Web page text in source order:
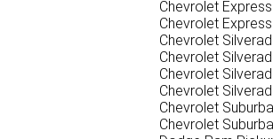
Chevrolet
Chevrolet
Chevrolet
Chevrolet
Chevrolet
Chevrolet
Chevrolet
Chevrolet